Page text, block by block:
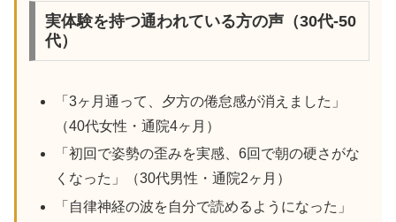
実体験を持つ通われている方の声（30代-50
代）
「3ヶ月通って、夕方の倦怠感が消えました」
（40代女性・通院4ヶ月）
「初回で姿勢の歪みを実感、6回で朝の硬さがな
くなった」（30代男性・通院2ヶ月）
「自律神経の波を自分で読めるようになった」